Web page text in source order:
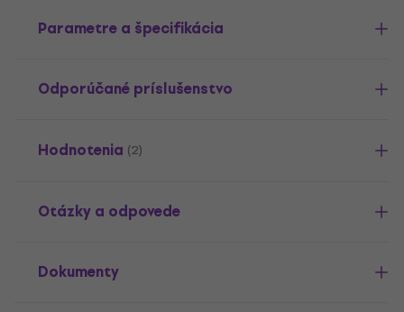
Parametre a špecifikácia
Odporúčané príslušenstvo
Hodnotenia (2)
Otázky a odpovede
Dokumenty